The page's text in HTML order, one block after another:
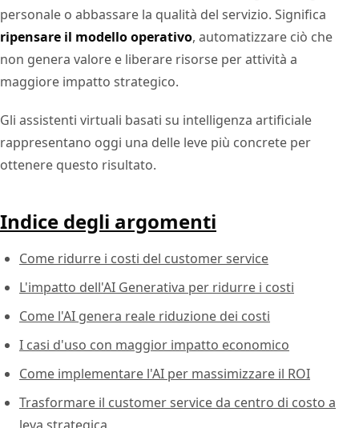
personale o abbassare la qualità del servizio. Significa
ripensare il modello operativo, automatizzare ciò che
non genera valore e liberare risorse per attività a
maggiore impatto strategico.
Gli assistenti virtuali basati su intelligenza artificiale
rappresentano oggi una delle leve più concrete per
ottenere questo risultato.
Indice degli argomenti
Come ridurre i costi del customer service
L'impatto dell'AI Generativa per ridurre i costi
Come l'AI genera reale riduzione dei costi
I casi d'uso con maggior impatto economico
Come implementare l'AI per massimizzare il ROI
Trasformare il customer service da centro di costo a